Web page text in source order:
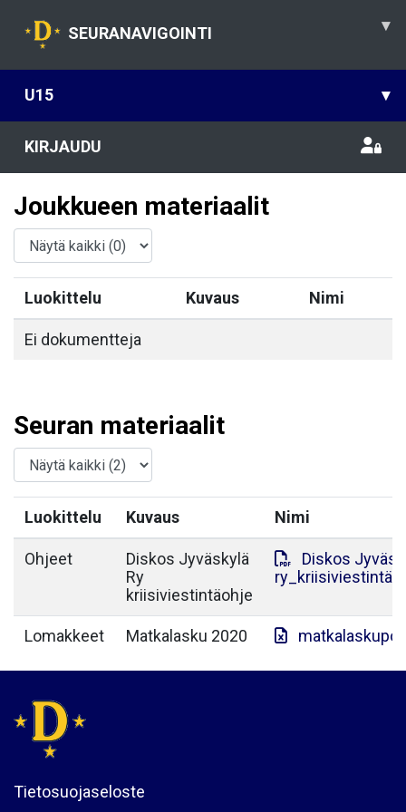
SEURANAVIGOINTI ▾
U15 ▾
KIRJAUDU
Joukkueen materiaalit
Luokittelu Kuvaus Nimi
Ei dokumentteja
Seuran materiaalit
Luokittelu Kuvaus Nimi
Ohjeet
Diskos Jyväskylä
Ry
kriisiviestintäohje
Diskos
Lomakkeet Matkalasku 2020
Tietosuojaseloste